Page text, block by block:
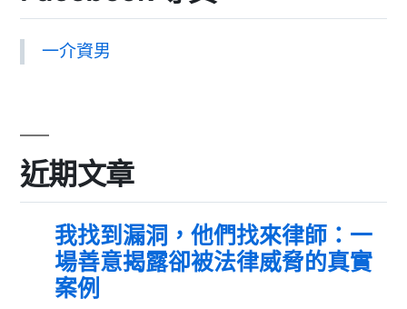
一介資男
近期文章
我找到漏洞，他們找來律師：一
場善意揭露卻被法律威脅的真實
案例